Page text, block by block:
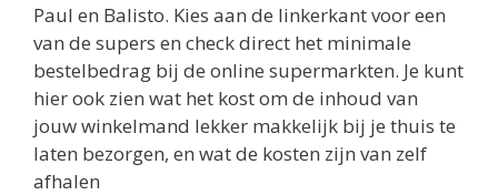
Paul en Balisto. Kies aan de linkerkant voor een
van de supers en check direct het minimale
bestelbedrag bij de online supermarkten. Je kunt
hier ook zien wat het kost om de inhoud van
jouw winkelmand lekker makkelijk bij je thuis te
laten bezorgen, en wat de kosten zijn van zelf
afhalen